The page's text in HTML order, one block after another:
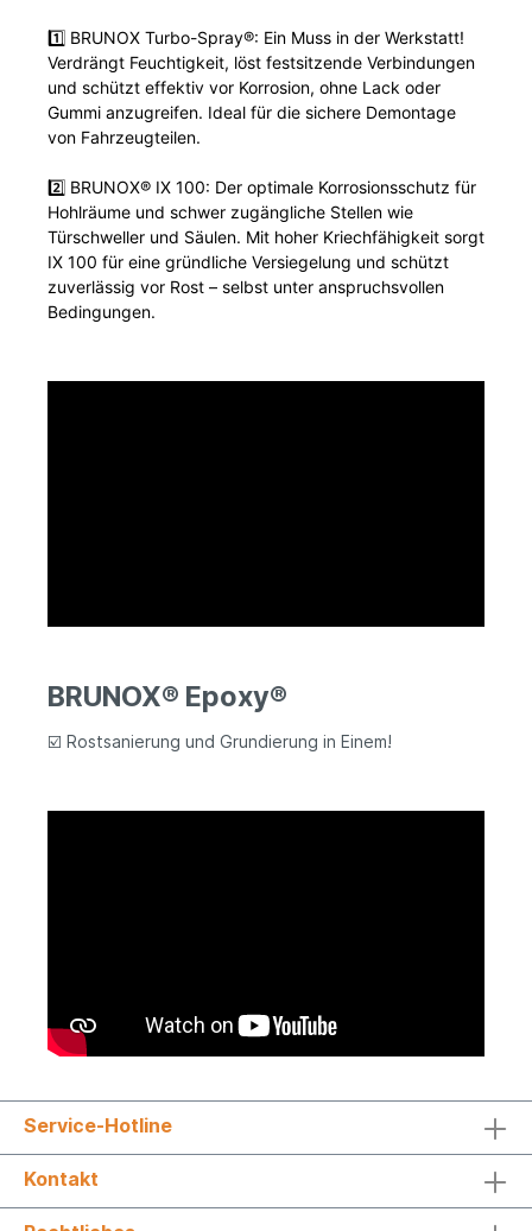
1️⃣ BRUNOX Turbo-Spray®: Ein Muss in der Werkstatt!
Verdrängt Feuchtigkeit, löst festsitzende Verbindungen
und schützt effektiv vor Korrosion, ohne Lack oder
Gummi anzugreifen. Ideal für die sichere Demontage
von Fahrzeugteilen.
2️⃣ BRUNOX® IX 100: Der optimale Korrosionsschutz für
Hohlräume und schwer zugängliche Stellen wie
Türschweller und Säulen. Mit hoher Kriechfähigkeit sorgt
IX 100 für eine gründliche Versiegelung und schützt
zuverlässig vor Rost – selbst unter anspruchsvollen
Bedingungen.
BRUNOX® Epoxy®
☑️ Rostsanierung und Grundierung in Einem!
Service-Hotline
Kontakt